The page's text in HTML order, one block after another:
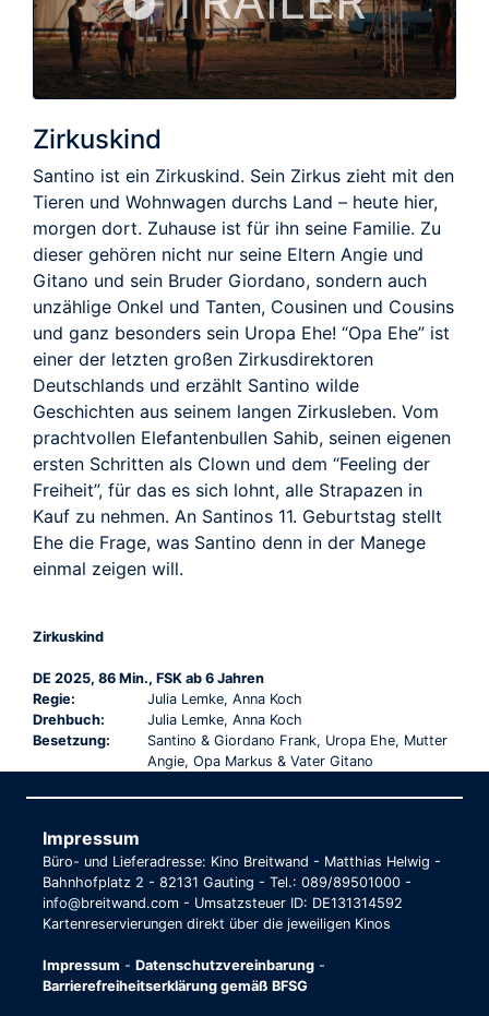
Zirkuskind
Santino ist ein Zirkuskind. Sein Zirkus zieht mit den
Tieren und Wohnwagen durchs Land – heute hier,
morgen dort. Zuhause ist für ihn seine Familie. Zu
dieser gehören nicht nur seine Eltern Angie und
Gitano und sein Bruder Giordano, sondern auch
unzählige Onkel und Tanten, Cousinen und Cousins
und ganz besonders sein Uropa Ehe! “Opa Ehe” ist
einer der letzten großen Zirkusdirektoren
Deutschlands und erzählt Santino wilde
Geschichten aus seinem langen Zirkusleben. Vom
prachtvollen Elefantenbullen Sahib, seinen eigenen
ersten Schritten als Clown und dem “Feeling der
Freiheit”, für das es sich lohnt, alle Strapazen in
Kauf zu nehmen. An Santinos 11. Geburtstag stellt
Ehe die Frage, was Santino denn in der Manege
einmal zeigen will.
Zirkuskind
DE 2025, 86 Min., FSK ab 6 Jahren
Regie:
Julia Lemke, Anna Koch
Drehbuch:
Julia Lemke, Anna Koch
Besetzung:
Santino & Giordano Frank, Uropa Ehe, Mutter
Angie, Opa Markus & Vater Gitano
Impressum
Büro- und Lieferadresse: Kino Breitwand - Matthias Helwig -
Bahnhofplatz 2 - 82131 Gauting - Tel.: 089/89501000 -
info@breitwand.com - Umsatzsteuer ID: DE131314592
Kartenreservierungen direkt über die jeweiligen Kinos
Impressum - Datenschutzvereinbarung -
Barrierefreiheitserklärung gemäß BFSG